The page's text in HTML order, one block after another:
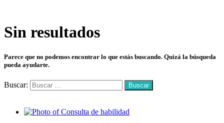
Sin resultados
Parece que no podemos encontrar lo que estás buscando. Quizá la búsqueda
pueda ayudarte.
Buscar: